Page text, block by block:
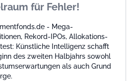
für Fehler!
- Mega-
Rekord-IPOs, Allokations-
Künstliche Intelligenz schafft
des zweiten Halbjahrs sowohl
als auch Grund